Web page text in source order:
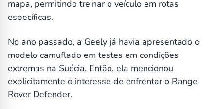
mapa, permitindo treinar o veículo em rotas
específicas.
No ano passado, a Geely já havia apresentado o
modelo camuflado em testes em condições
extremas na Suécia. Então, ela mencionou
explicitamente o interesse de enfrentar o Range
Rover Defender.